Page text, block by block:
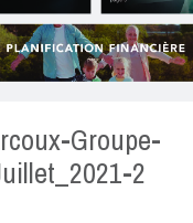
Groupe-
2